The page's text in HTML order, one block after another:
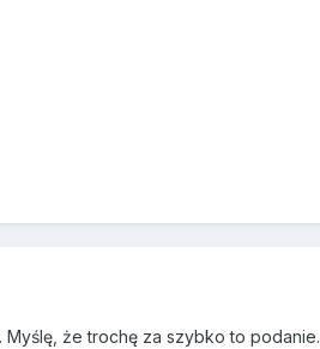
Myślę, że trochę za szybko to podanie.